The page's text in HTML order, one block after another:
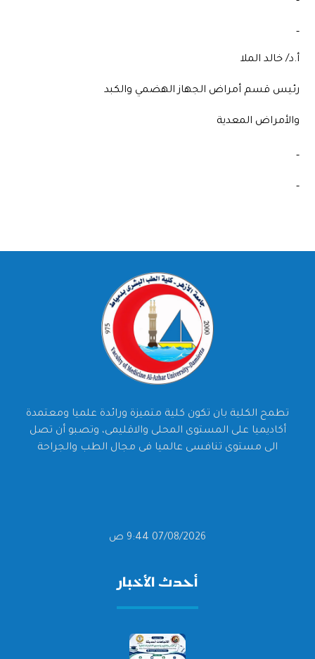
أ.د/ خالد الملا
رئيس قسم أمراض الجهاز الهضمي والكبد
والأمراض المعدية
تطمح الكلية بان تكون كلية متميزة ورائدة علميا ومعتمدة
أكاديميا على المستوى المحلى والاقليمى، وتصبو أن تصل
الى مستوى تنافسى عالميا فى مجال الطب والجراحة
07/08/2026 9:44 ص
أحدث الأخبار